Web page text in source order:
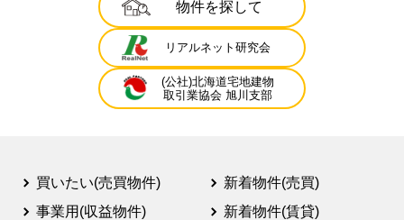
物件を探して
リアルネット研究会
(公社)北海道宅地建物
取引業協会 旭川支部
買いたい(売買物件)
事業用(収益物件)
新着物件(売買)
新着物件(賃貸)